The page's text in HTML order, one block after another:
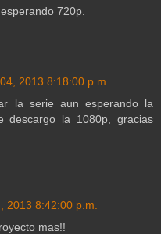
720p.
2013 8:18:00 p.m.
la serie aun esperando la
descargo la 1080p, gracias
2013 8:42:00 p.m.
mas!!